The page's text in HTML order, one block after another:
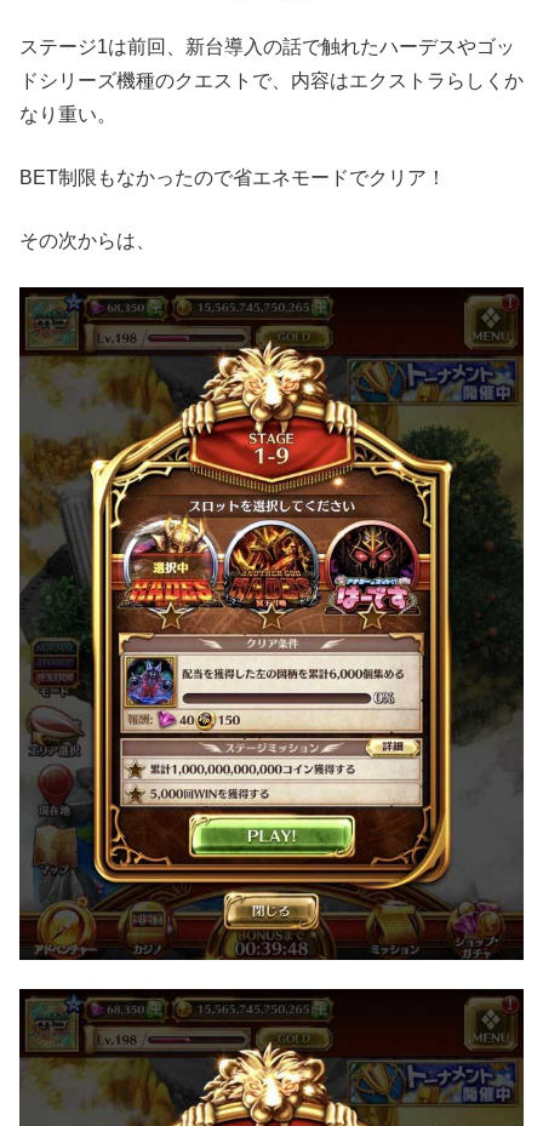
ステージ1は前回、新台導入の話で触れたハーデスやゴッ
ドシリーズ機種のクエストで、内容はエクストラらしくか
なり重い。
BET制限もなかったので省エネモードでクリア！
その次からは、